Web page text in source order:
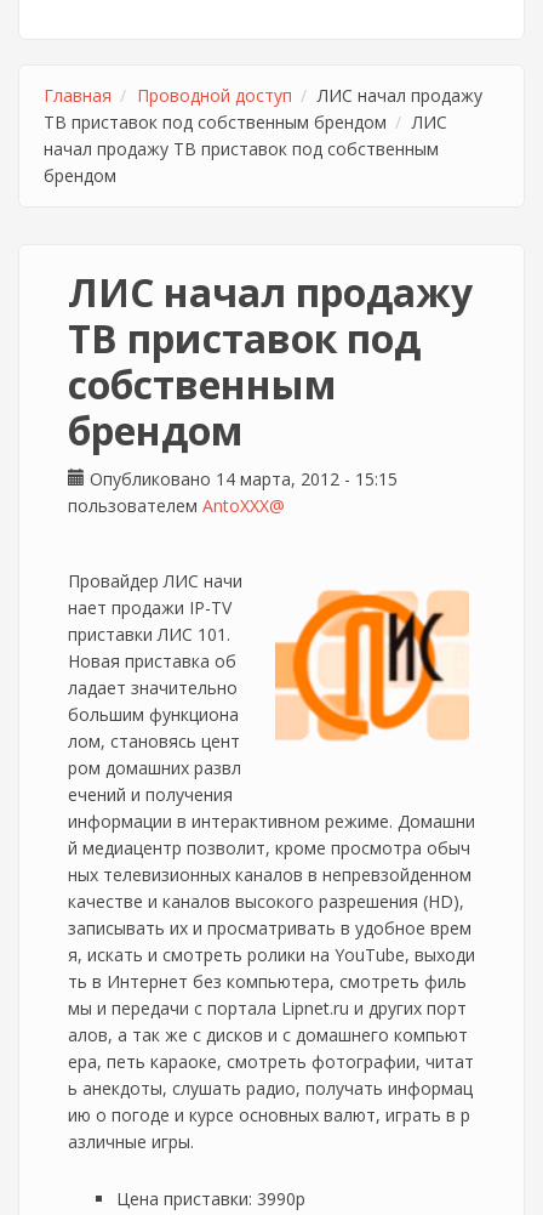
Главная Проводной доступ
ЛИС начал продажу
ТВ приставок под собственным брендом
ЛИС
начал продажу ТВ приставок под собственным
брендом
ЛИС начал продажу
ТВ приставок под
собственным
брендом
Опубликовано 14 марта, 2012 - 15:15
пользователем AntoXXX@
Провайдер ЛИС начи
нает продажи IP-TV
приставки ЛИС 101.
Новая приставка об
ладает значительно
большим функциона
лом, становясь цент
ром домашних развл
ечений и получения
информации в интерактивном режиме. Домашни
й медиацентр позволит, кроме просмотра обыч
ных телевизионных каналов в непревзойденном
качестве и каналов высокого разрешения (HD),
записывать их и просматривать в удобное врем
я, искать и смотреть ролики на YouTube, выходи
ть в Интернет без компьютера, смотреть филь
мы и передачи с портала Lipnet.ru и других порт
алов, а так же с дисков и с домашнего компьют
ера, петь караоке, смотреть фотографии, читат
ь анекдоты, слушать радио, получать информац
ию о погоде и курсе основных валют, играть в р
азличные игры.
Цена приставки: 3990р